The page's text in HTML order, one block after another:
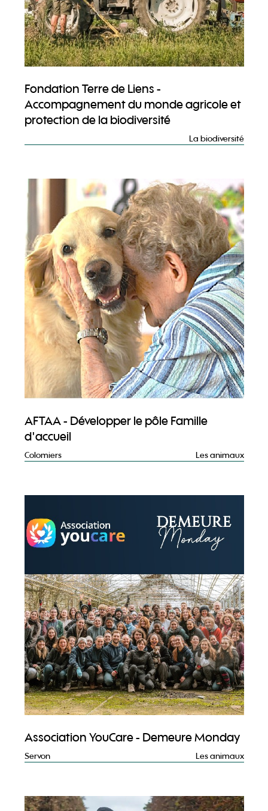
Fondation Terre de Liens -
Accompagnement du monde agricole et
protection de la biodiversité
La biodiversité
AFTAA - Développer le pôle Famille
d'accueil
Colomiers Les animaux
Association YouCare - Demeure Monday
Servon Les animaux